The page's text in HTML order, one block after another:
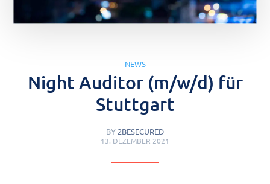
NEWS
Night Auditor (m/w/d) für
Stuttgart
BY 2BESECURED
13. DEZEMBER 2021